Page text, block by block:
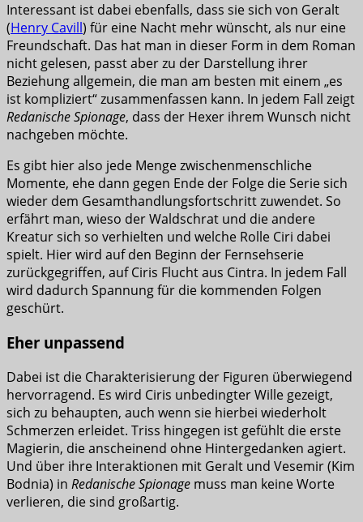
Interessant ist dabei ebenfalls, dass sie sich von Geralt
(Henry Cavill) für eine Nacht mehr wünscht, als nur eine
Freundschaft. Das hat man in dieser Form in dem Roman
nicht gelesen, passt aber zu der Darstellung ihrer
Beziehung allgemein, die man am besten mit einem „es
ist kompliziert“ zusammenfassen kann. In jedem Fall zeigt
Redanische Spionage, dass der Hexer ihrem Wunsch nicht
nachgeben möchte.
Es gibt hier also jede Menge zwischenmenschliche
Momente, ehe dann gegen Ende der Folge die Serie sich
wieder dem Gesamthandlungsfortschritt zuwendet. So
erfährt man, wieso der Waldschrat und die andere
Kreatur sich so verhielten und welche Rolle Ciri dabei
spielt. Hier wird auf den Beginn der Fernsehserie
zurückgegriffen, auf Ciris Flucht aus Cintra. In jedem Fall
wird dadurch Spannung für die kommenden Folgen
geschürt.
Eher unpassend
Dabei ist die Charakterisierung der Figuren überwiegend
hervorragend. Es wird Ciris unbedingter Wille gezeigt,
sich zu behaupten, auch wenn sie hierbei wiederholt
Schmerzen erleidet. Triss hingegen ist gefühlt die erste
Magierin, die anscheinend ohne Hintergedanken agiert.
Und über ihre Interaktionen mit Geralt und Vesemir (Kim
Bodnia) in Redanische Spionage muss man keine Worte
verlieren, die sind großartig.